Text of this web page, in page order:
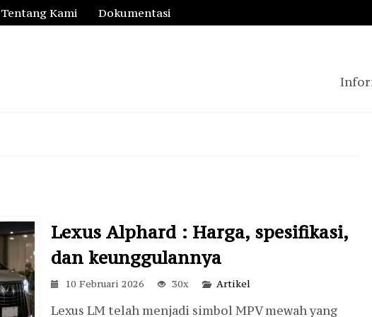
Tentang Kami Dokumentasi
Lexus Alphard : Harga, spesifikasi,
dan keunggulannya
10 Februari 2026 30x Artikel
Lexus LM telah menjadi simbol MPV mewah yang